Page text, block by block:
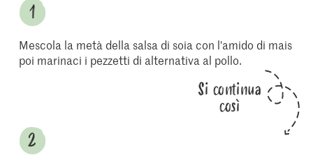
Mescola la metà della salsa di soia con l'amido di mais
poi marinaci i pezzetti di alternativa al pollo.
Si continua
così